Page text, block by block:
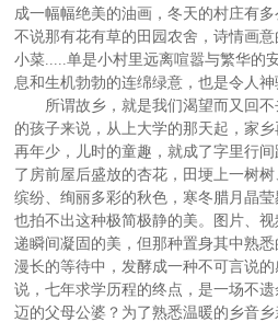
成一幅幅绝美的油画，冬天的村庄有
不说那有花有草的田园农舍，诗情画
小菜.....单是小村里远离喧嚣与繁华的
息和生机勃勃的连绵绿意，也是令人神
所谓故乡，就是我们渴望而又回
的孩子来说，从上大学的那天起，家
再年少，儿时的童趣，就成了字里行
了房前屋后盛放的杏花，田埂上一树
缤纷、绚丽多彩的秋色，寒冬腊月晶
也拍不出这种极简极静的美。图片、
递瞬间凝固的美，但那种置身其中熟
漫长的等待中，发酵成一种不可言说
说，七年求学历程的终点，是一场不
迈的父母公婆？为了熟悉温暖的乡音